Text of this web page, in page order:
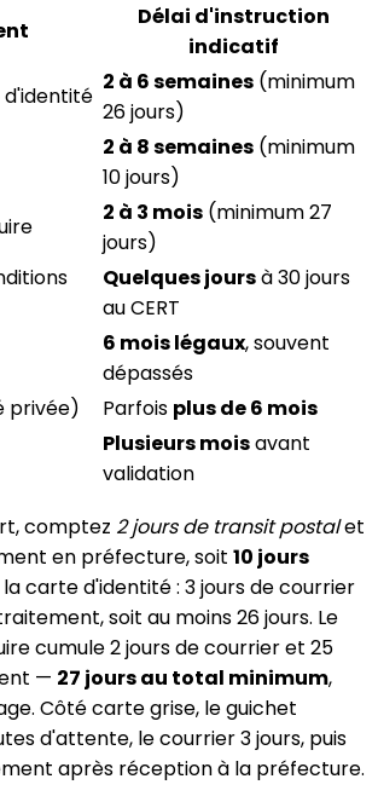
Délai d'instruction
indicatif
2 à 6 semaines (minimum
26 jours)
2 à 8 semaines (minimum
10 jours)
2 à 3 mois (minimum 27
jours)
Quelques joursà 30 jours
au CERT
6 mois légaux, souvent
dépassés
privée)
Parfois plus de 6 mois
Plusieurs moisavant
validation
comptez 2 jours de transit postalet
en préfecture, soit 10 jours
la carte d'identité : 3 jours de courrier
soit au moins 26 jours. Le
cumule 2 jours de courrier et 25
— 27 jours au total minimum,
Côté carte grise, le guichet
d'attente, le courrier 3 jours, puis
après réception à la préfecture.